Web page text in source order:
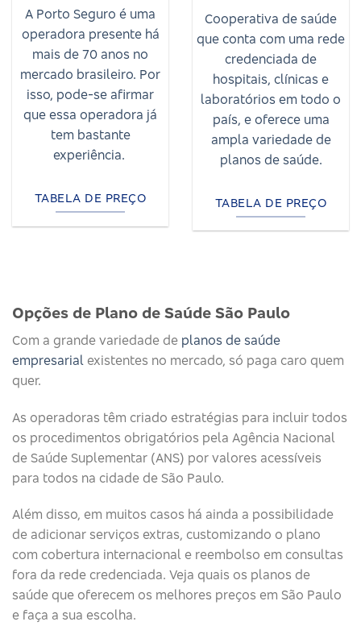
A Porto Seguro é uma
operadora presente há
mais de 70 anos no
mercado brasileiro. Por
isso, pode-se afirmar
que essa operadora já
tem bastante
experiência.
TABELA DE PREÇO
Cooperativa de saúde
que conta com uma rede
credenciada de
hospitais, clínicas e
laboratórios em todo o
país, e oferece uma
ampla variedade de
planos de saúde.
TABELA DE PREÇO
Opções de Plano de Saúde São Paulo
Com a grande variedade de planos de saúde
empresarial existentes no mercado, só paga caro quem
quer.
As operadoras têm criado estratégias para incluir todos
os procedimentos obrigatórios pela Agência Nacional
de Saúde Suplementar (ANS) por valores acessíveis
para todos na cidade de São Paulo.
Além disso, em muitos casos há ainda a possibilidade
de adicionar serviços extras, customizando o plano
com cobertura internacional e reembolso em consultas
fora da rede credenciada. Veja quais os planos de
saúde que oferecem os melhores preços em São Paulo
e faça a sua escolha.